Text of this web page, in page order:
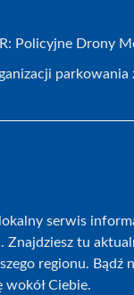
Policyjne Drony
serwis
Znajdziesz tu
regionu. Bądź
wokół Ciebie.